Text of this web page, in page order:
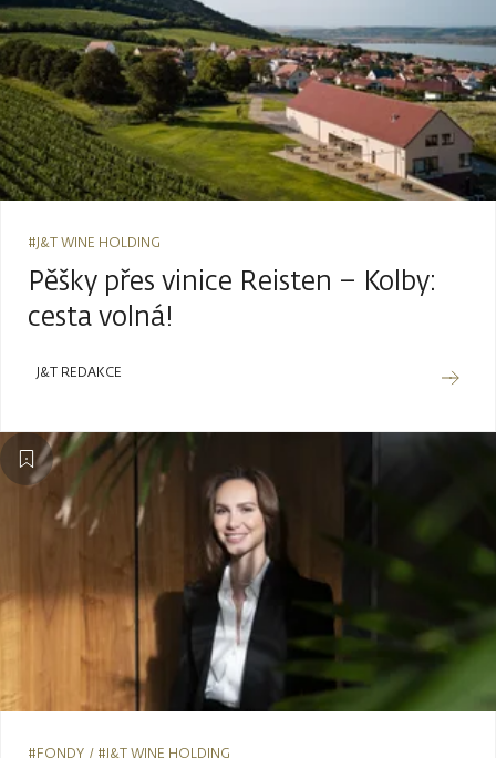
#J&T WINE HOLDING
Pěšky přes vinice Reisten – Kolby:
cesta volná!
J&T REDAKCE
#FONDY #J&T WINE HOLDING